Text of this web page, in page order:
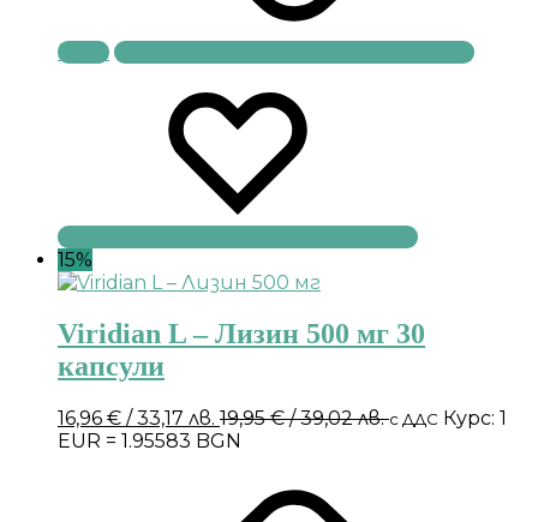
Купи
15%
Viridian L – Лизин 500 мг 30
капсули
16,96 € / 33,17 лв. 19,95€/ 39,02 лв.с ДДС Курс: 1
EUR = 1.95583 BGN